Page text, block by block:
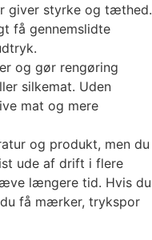
giver styrke og tæthed.
få gennemslidte
og gør rengøring
silkemat. Uden
mat og mere
og produkt, men du
ude af drift i flere
længere tid. Hvis du
få mærker, trykspor